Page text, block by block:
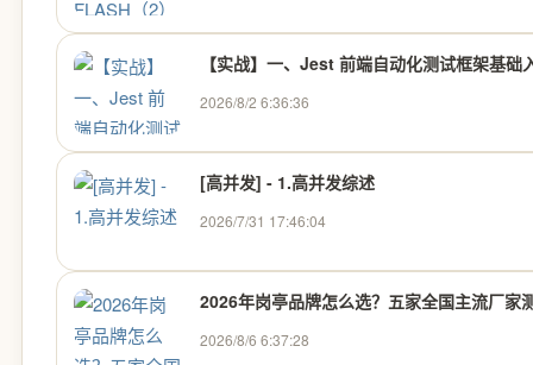
【实战】一、Jest 前端自动化测试框架基
2026/8/2 6:36:36
[高并发] - 1.高并发综述
2026/7/31 17:46:04
2026年岗亭品牌怎么选？五家全国主流厂家
2026/8/6 6:37:28